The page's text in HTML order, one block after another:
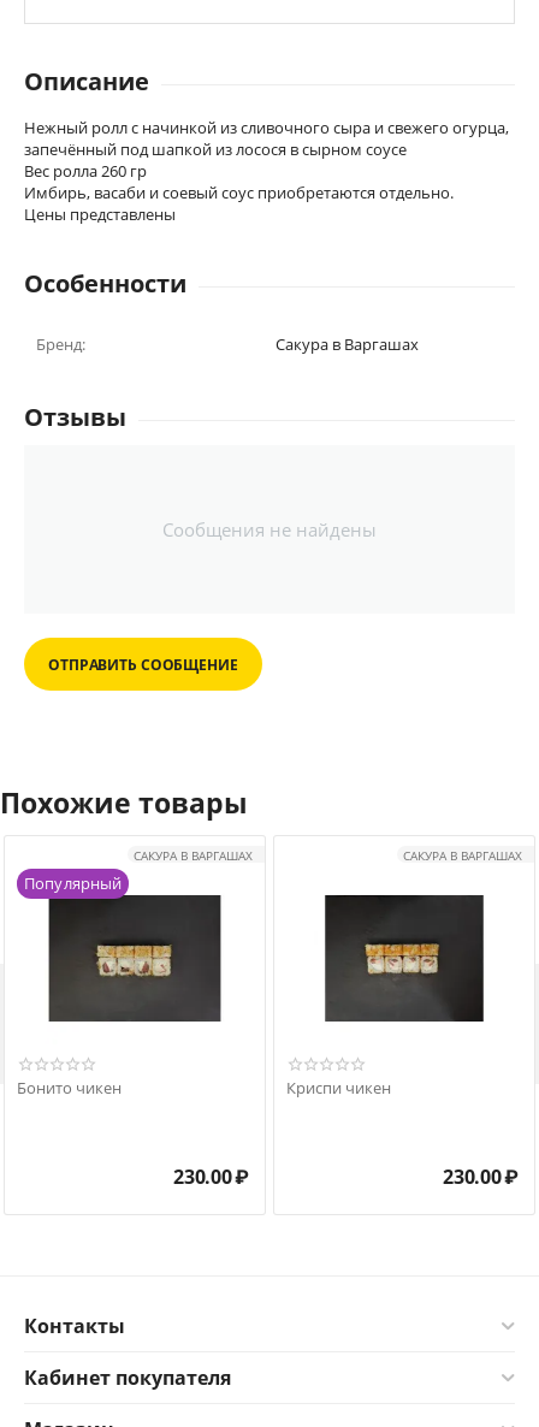
Описание
Нежный ролл с начинкой из сливочного сыра и свежего огурца,
запечённый под шапкой из лосося в сырном соусе
Вес ролла 260 гр
Имбирь, васаби и соевый соус приобретаются отдельно.
Цены представлены
Особенности
Бренд: Сакура в Варгашах
Отзывы
Сообщения не найдены
ОТПРАВИТЬ СООБЩЕНИЕ
Похожие товары
САКУРА В ВАРГАШАХ
Популярный
Бонито чикен
230.00₽
САКУРА В ВАРГАШАХ
Криспи чикен
230.00₽
Контакты
Кабинет покупателя